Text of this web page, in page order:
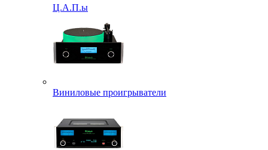
Ц.А.П.ы
Виниловые проигрыватели